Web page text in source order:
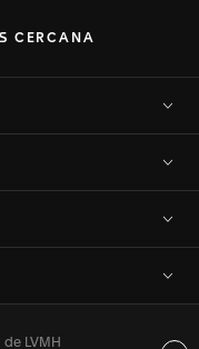
CERCANA
LVMH